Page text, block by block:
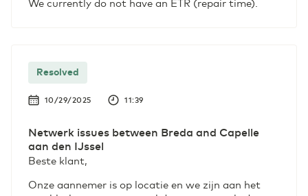
We currently do not have an ETR (repair time).
Resolved
10/29/2025 11:39
Netwerk issues between Breda and Capelle
aan den IJssel
Beste klant,
Onze aannemer is op locatie en we zijn aan het